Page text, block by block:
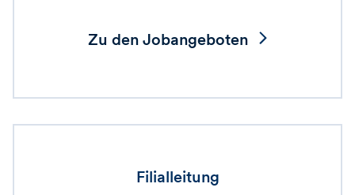
Zu den Jobangeboten
Filialleitung